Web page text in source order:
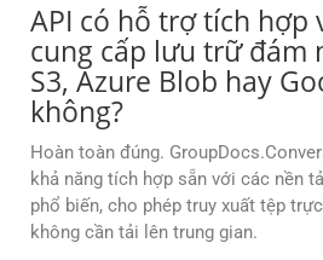
API có hỗ trợ tích hợp
cung cấp lưu trữ đám
S3, Azure Blob hay
không?
Hoàn toàn đúng.
khả năng tích hợp sẵn với các nền
phổ biến, cho phép truy xuất tệp
không cần tải lên trung gian.